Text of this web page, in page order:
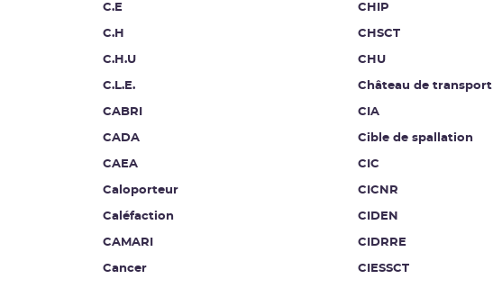
C.E
C.H
C.H.U
C.L.E.
CABRI
CADA
CAEA
Caloporteur
Caléfaction
CAMARI
Cancer
CHIP
CHSCT
CHU
Château de transport
CIA
Cible de spallation
CIC
CICNR
CIDEN
CIDRRE
CIESSCT